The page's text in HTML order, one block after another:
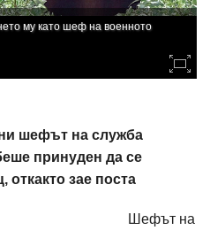
му като шеф на военното
шефът на служба
принуден да се
откакто зае поста
Шефът на